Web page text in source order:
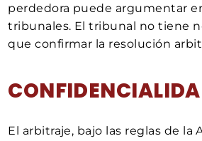
perdedora puede argumentar
tribunales. El tribunal no tiene
que confirmar la resolución
El arbitraje, bajo las reglas de la